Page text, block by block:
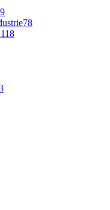
78
118